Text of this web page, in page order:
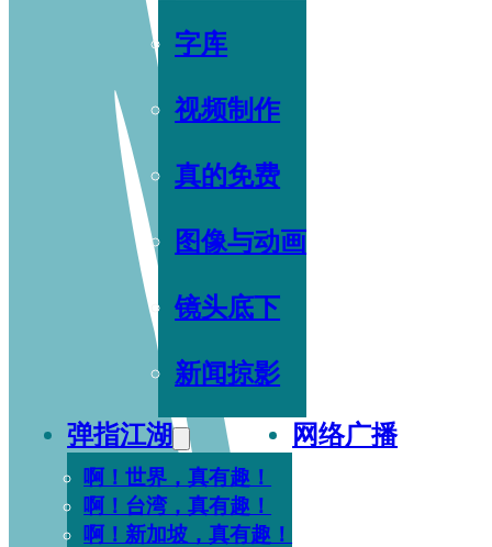
字库
视频制作
真的免费
图像与动画
镜头底下
新闻掠影
弹指江湖
啊！世界，真有趣！
啊！台湾，真有趣！
啊！新加坡，真有趣！
网络广播